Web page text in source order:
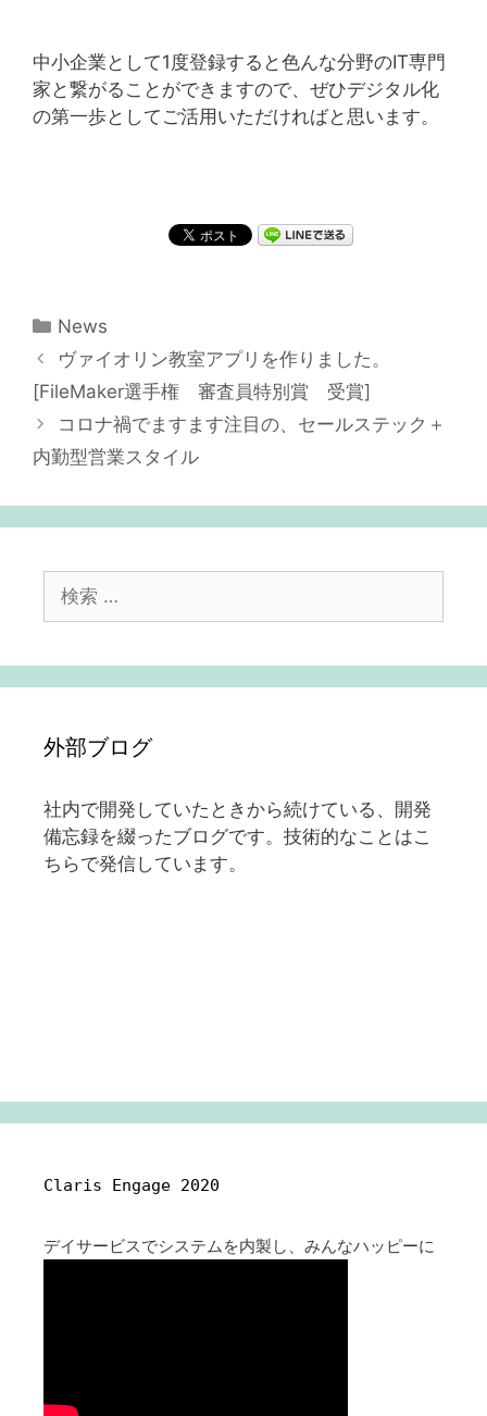
中小企業として1度登録すると色んな分野のIT専門
家と繋がることができますので、ぜひデジタル化
の第一歩としてご活用いただければと思います。
カ
テ
リ
ー
News
投
稿
ゲ
ン
ヴァイオリン教室アプリを作りました。
[FileMaker選手権 審査員特別賞 受賞]
コロナ禍でますます注目の、セールステック＋
内勤型営業スタイル
索:
外部ブログ
社内で開発していたときから続けている、開発
備忘録を綴ったブログです。技術的なことはこ
ちらで発信しています。
Claris Engage 2020
デイサービスでシステムを内製し、みんなハッピーに